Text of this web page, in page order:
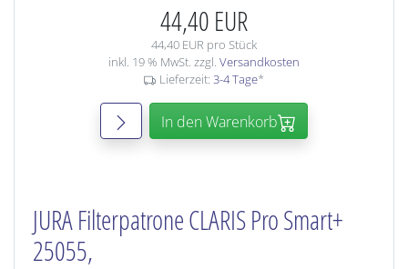
44,40 EUR
44,40 EUR pro Stück
inkl. 19 % MwSt. zzgl. Versandkosten
Lieferzeit: 3-4 Tage*
In den Warenkorb
JURA Filterpatrone CLARIS Pro Smart+
25055,